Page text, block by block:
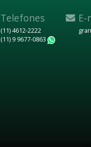
Telefones
(11) 4612-2222
(11) 9 9677-0863
E-